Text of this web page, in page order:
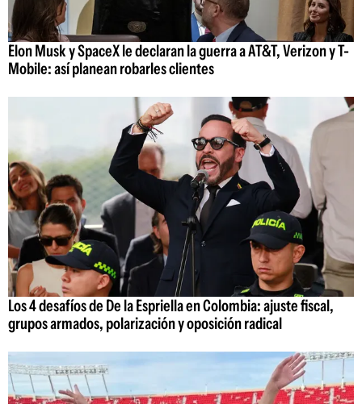
Elon Musk y SpaceX le declaran la guerra a AT&T, Verizon y T-
Mobile: así planean robarles clientes
Los 4 desafíos de De la Espriella en Colombia: ajuste fiscal,
grupos armados, polarización y oposición radical